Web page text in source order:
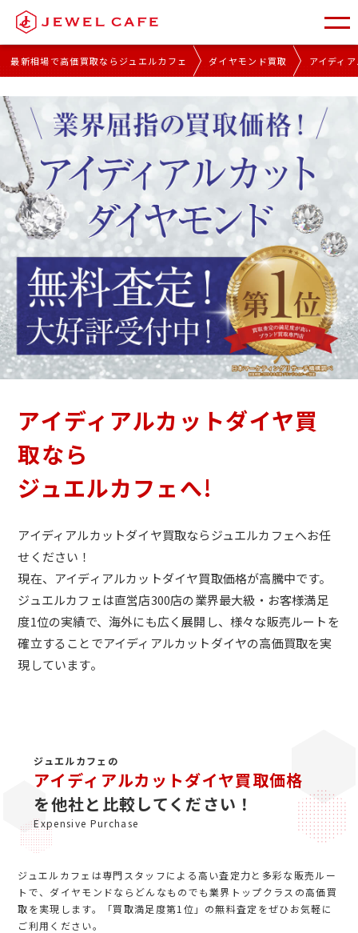
最新相場で高価買取ならジュエルカフェ ダイヤモンド買取 アイディ
アイディアルカットダイヤ買
取なら
ジュエルカフェへ!
アイディアルカットダイヤ買取ならジュエルカフェへお任
せください！
現在、アイディアルカットダイヤ買取価格が高騰中です。
ジュエルカフェは直営店300店の業界最大級・お客様満足
度1位の実績で、海外にも広く展開し、様々な販売ルートを
確立することでアイディアルカットダイヤの高価買取を実
現しています。
ジュエルカフェの
アイディアルカットダイヤ買取価格
を他社と比較してください！
Expensive Purchase
ジュエルカフェは専門スタッフによる高い査定力と多彩な販売ルー
トで、ダイヤモンドならどんなものでも業界トップクラスの高価買
取を実現します。「買取満足度第1位」の無料査定をぜひお気軽に
ご利用ください。